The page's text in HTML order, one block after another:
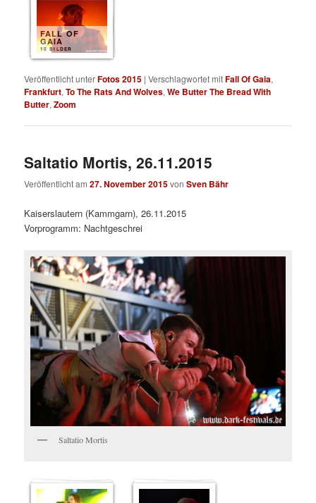
FALL OF
GAIA
10 BILDER
Veröffentlicht unterFotos 2015 |Verschlagwortet mitFall Of Gaia,
Frankfurt,To The Rats And Wolves,We Butter The Bread With
Butter,Zoom
Saltatio Mortis, 26.11.2015
Veröffentlicht am27. November 2015vonSven Bähr
Kaiserslautern (Kammgarn), 26.11.2015
Vorprogramm: Nachtgeschrei
Saltatio Mortis